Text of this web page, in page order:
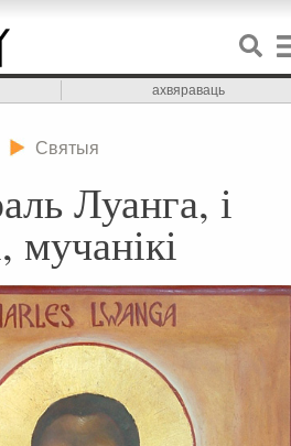
ахвяраваць
Святыя
Луанга, і
мучанікі